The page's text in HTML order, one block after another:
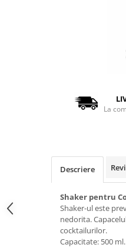
La
Descriere
Shaker pentru
Shaker-ul este
nedorita.
cocktailurilor.
Capacitate: 500 ml.